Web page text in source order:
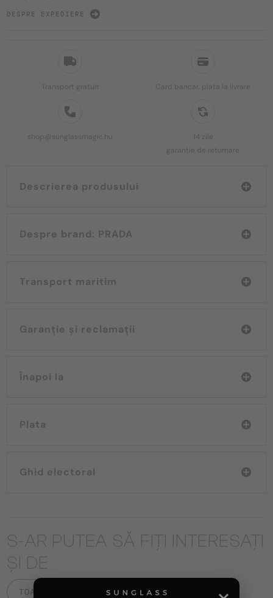
Transport gratuit Card bancar, plata la livrare
shop@sunglassmagic.hu
14 zile
garanție de returnare
Descrierea produsului
Despre brand: PRADA
Transport maritim
Garanție și reclamații
Înapoi la
Plata
Ghid electoral
DESPRE EXPEDIERE
S-AR PUTEA SĂ FIȚI INTERESAȚI
ȘI DE
TOATE PRODUSELE